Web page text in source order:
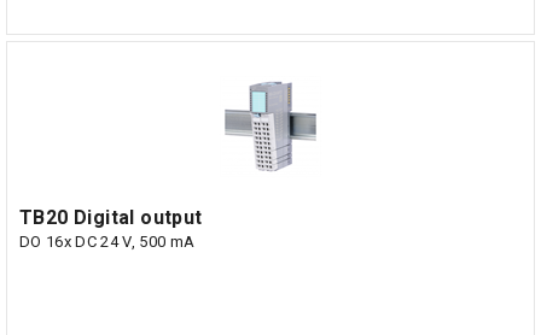
TB20 Digital output
DO 16x DC 24 V, 500 mA